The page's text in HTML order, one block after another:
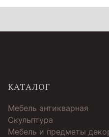
КАТАЛОГ
Мебель антикварная
Скульптура
Мебель и предметы